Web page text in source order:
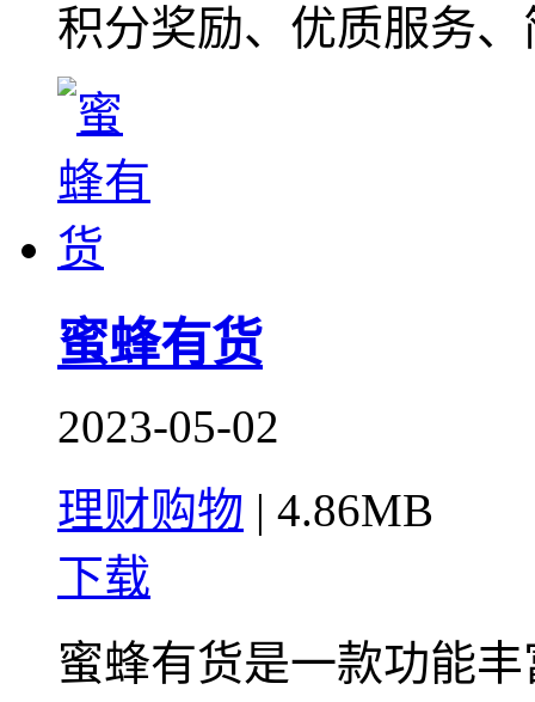
积分奖励、优质服务
蜜蜂有货
2023-05-02
理财购物 | 4.86MB
下载
蜜蜂有货是一款功能